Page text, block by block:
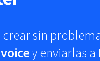
crear sin
y enviarlas a